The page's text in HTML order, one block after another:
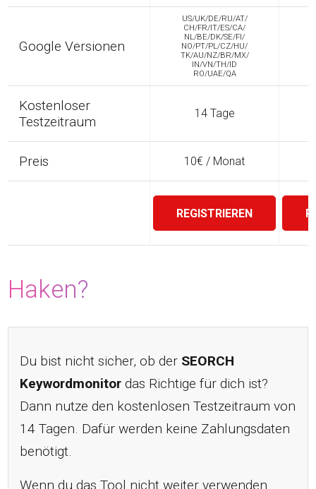
Google Versionen
US/UK/DE/RU/AT/
CH/FR/IT/ES/CA/
NL/BE/DK/SE/FI/
NO/PT/PL/CZ/HU/
TK/AU/NZ/BR/MX/
IN/VN/TH/ID
RO/UAE/QA
Kostenloser
Testzeitraum
14 Tage
Preis 10€ / Monat
REGISTRIEREN
Haken?
Du bist nicht sicher, ob der SEORCH
Keywordmonitor das Richtige für dich ist?
Dann nutze den kostenlosen Testzeitraum von
14 Tagen. Dafür werden keine Zahlungsdaten
benötigt.
Wenn du das Tool nicht weiter verwenden